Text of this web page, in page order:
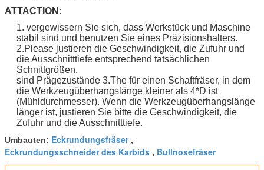
ATTACTION:
1. vergewissern Sie sich, dass Werkstück und Maschine
stabil sind und benutzen Sie eines Präzisionshalters.
2.Please justieren die Geschwindigkeit, die Zufuhr und
die Ausschnitttiefe entsprechend tatsächlichen
Schnittgrößen.
sind Prägezustände 3.The für einen Schaftfräser, in dem
die Werkzeugüberhangslänge kleiner als 4*D ist
(Mühldurchmesser). Wenn die Werkzeugüberhangslänge
länger ist, justieren Sie bitte die Geschwindigkeit, die
Zufuhr und die Ausschnitttiefe.
Umbauten: Eckrundungsfräser,
Eckrundungsschneider des Karbids , Bullnosefräser